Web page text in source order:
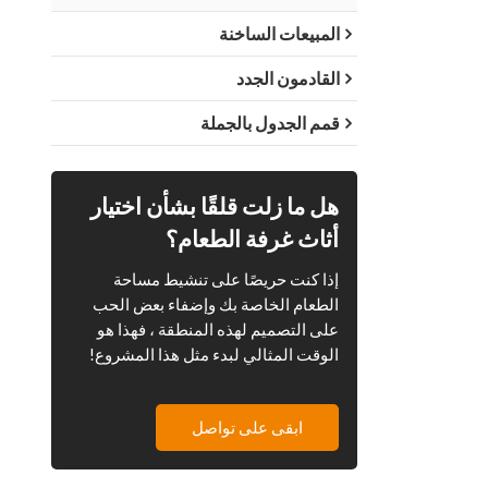
المبيعات الساخنة
القادمون الجدد
قمم الجدول بالجملة
هل ما زلت قلقًا بشأن اختيار
أثاث غرفة الطعام؟
إذا كنت حريصًا على تنشيط مساحة
الطعام الخاصة بك وإضفاء بعض الحب
على التصميم لهذه المنطقة ، فهذا هو
الوقت المثالي لبدء مثل هذا المشروع!
ابقى على تواصل